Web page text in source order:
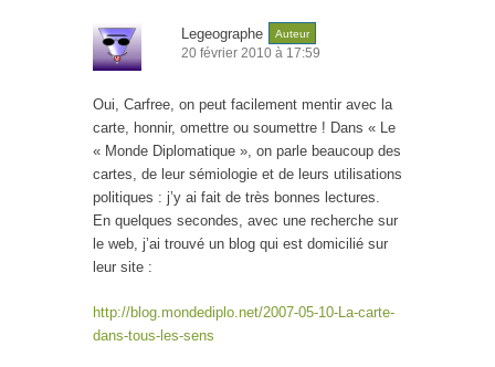
Legeographe Auteur
20 février 2010 à 17:59
Oui, Carfree, on peut facilement mentir avec la
carte, honnir, omettre ou soumettre ! Dans « Le
« Monde Diplomatique », on parle beaucoup des
cartes, de leur sémiologie et de leurs utilisations
politiques : j’y ai fait de très bonnes lectures.
En quelques secondes, avec une recherche sur
le web, j’ai trouvé un blog qui est domicilié sur
leur site :
http://blog.mondediplo.net/2007-05-10-La-carte-
dans-tous-les-sens